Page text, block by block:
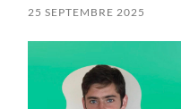
25 SEPTEMBRE 2025